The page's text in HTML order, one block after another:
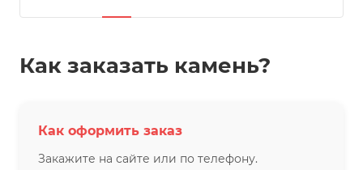
Как заказать камень?
Как оформить заказ
Закажите на сайте или по телефону.